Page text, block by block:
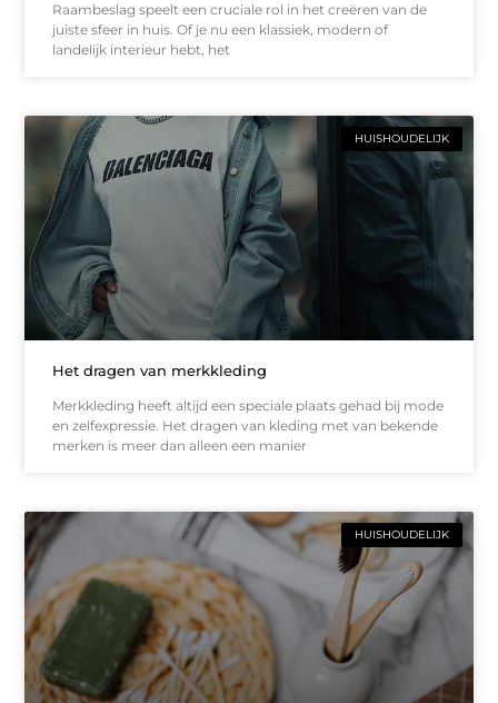
Raambeslag speelt een cruciale rol in het creëren van de
juiste sfeer in huis. Of je nu een klassiek, modern of
landelijk interieur hebt, het
HUISHOUDELIJK
Het dragen van merkkleding
Merkkleding heeft altijd een speciale plaats gehad bij mode
en zelfexpressie. Het dragen van kleding met van bekende
merken is meer dan alleen een manier
HUISHOUDELIJK